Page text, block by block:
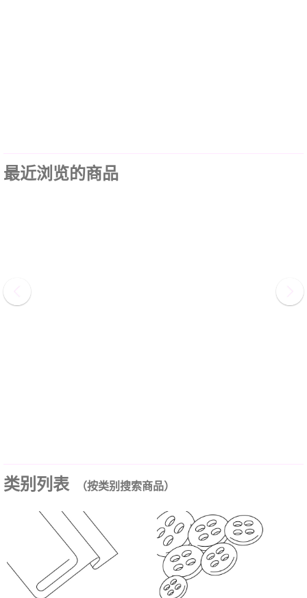
最近浏览的商品
类别列表 （按类别搜索商品）